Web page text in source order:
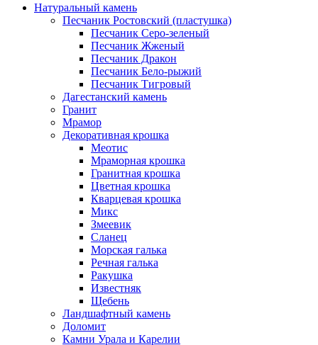
Натуральный камень
Песчаник Ростовский (пластушка)
Песчаник Серо-зеленый
Песчаник Жженый
Песчаник Дракон
Песчаник Бело-рыжий
Песчаник Тигровый
Дагестанский камень
Гранит
Мрамор
Декоративная крошка
Меотис
Мраморная крошка
Гранитная крошка
Цветная крошка
Кварцевая крошка
Микс
Змеевик
Сланец
Морская галька
Речная галька
Ракушка
Известняк
Щебень
Ландшафтный камень
Доломит
Камни Урала и Карелии